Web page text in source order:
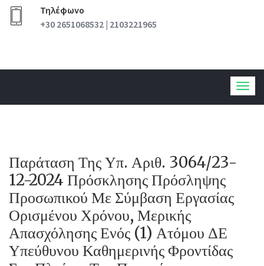
Τηλέφωνο
+30 2651068532 | 2103221965
Παράταση Της Υπ. Αριθ. 3064/23-
12-2024 Πρόσκλησης Πρόσληψης
Προσωπικού Με Σύμβαση Εργασίας
Ορισμένου Χρόνου, Μερικής
Απασχόλησης Ενός (1) Ατόμου ΔΕ
Υπεύθυνου Καθημερινής Φροντίδας